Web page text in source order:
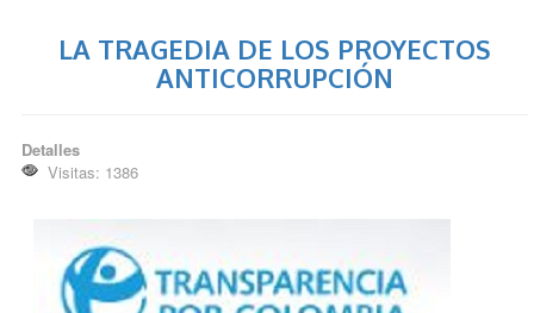
LA TRAGEDIA DE LOS PROYECTOS
ANTICORRUPCIÓN
Detalles
Visitas: 1386